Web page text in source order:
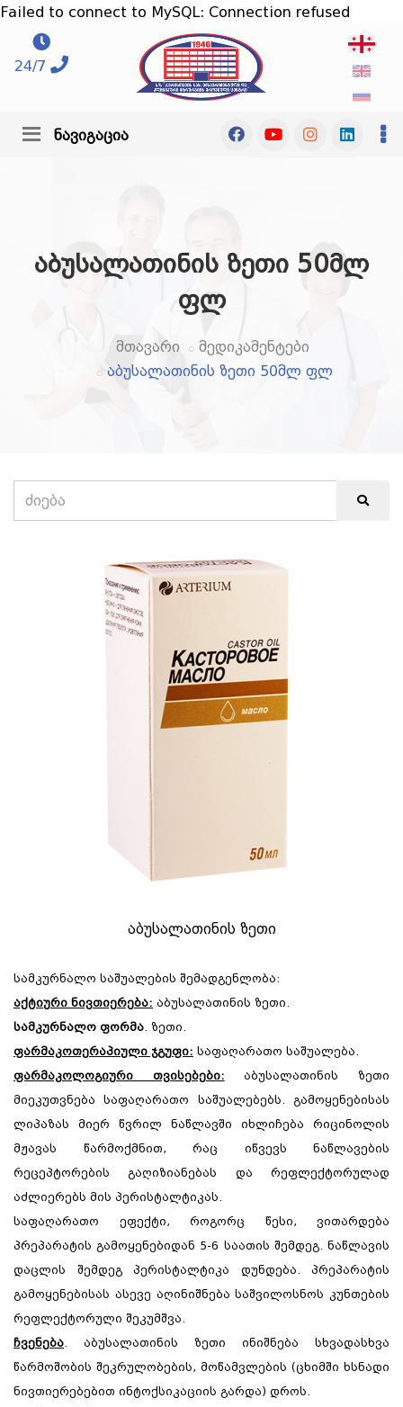
Failed to connect to MySQL: Connection refused
24/7
ნავიგაცია
აბუსალათინის ზეთი 50მლ
ფლ
მთავარი
მედიკამენტები
აბუსალათინის ზეთი 50მლ ფლ
აბუსალათინის ზეთი
სამკურნალო საშუალების შემადგენლობა:
აქტიური ნივთიერება: აბუსალათინის ზეთი.
სამკურნალო ფორმა. ზეთი.
ფარმაკოთერაპიული ჯგუფი: საფაღარათო საშუალება.
ფარმაკოლოგიური თვისებები: აბუსალათინის ზეთი
მიეკუთვნება საფაღარათო საშუალებებს. გამოყენებისას
ლიპაზას მიერ წვრილ ნაწლავში იხლიჩება რიცინოლის
მჟავას წარმოქმნით, რაც იწვევს ნაწლავების
რეცეპტორების გაღიზიანებას და რეფლექტორულად
აძლიერებს მის პერისტალტიკას.
საფაღარათო ეფექტი, როგორც წესი, ვითარდება
პრეპარატის გამოყენებიდან 5-6 საათის შემდეგ. ნაწლავის
დაცლის შემდეგ პერისტალტიკა დუნდება. პრეპარატის
გამოყენებისას ასევე აღინიშნება საშვილოსნოს კუნთების
რეფლექტორული შეკუმშვა.
ჩვენება. აბუსალათინის ზეთი ინიშნება სხვადასხვა
წარმოშობის შეკრულობების, მოწამვლების (ცხიმში ხსნადი
ნივთიერებებით ინტოქსიკაციის გარდა) დროს.